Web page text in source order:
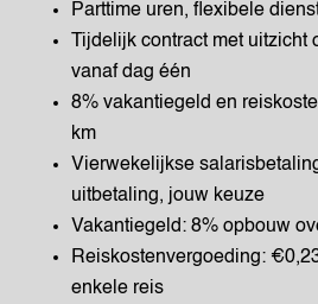
Parttime uren, flexibele
Tijdelijk contract met uitzicht
vanaf dag één
8% vakantiegeld en
km
Vierwekelijkse
uitbetaling, jouw keuze
Vakantiegeld: 8% opbouw
Reiskostenvergoeding:
enkele reis